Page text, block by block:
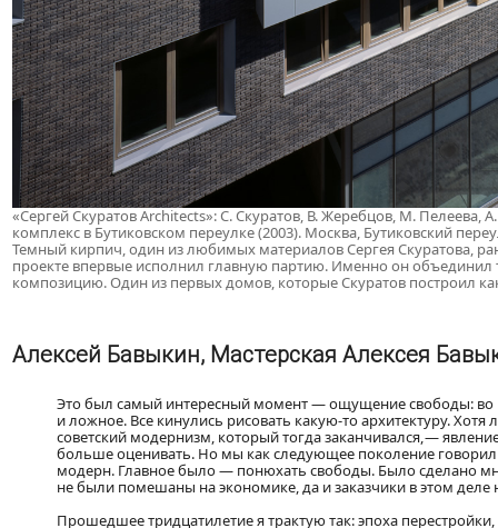
«Сергей Скуратов Architects»: С. Скуратов, В. Жеребцов, М.
комплекс в Бутиковском переулке (2003). Москва, Бутиковский
Темный кирпич, один из любимых материалов Сергея Скуратова,
проекте впервые исполнил главную партию. Именно он
композицию. Один из первых домов, которые Скуратов построил
Алексей Бавыкин, Мастерская Алексея
Это был самый интересный момент — ощущение свободы: во
и ложное. Все кинулись рисовать какую-то архитектуру. Хотя
советский модернизм, который тогда заканчивался, —
больше оценивать. Но мы как следующее поколение
модерн. Главное было — понюхать свободы. Было сделано
не были помешаны на экономике, да и заказчики в этом
Прошедшее тридцатилетие я трактую так: эпоха перестройки,